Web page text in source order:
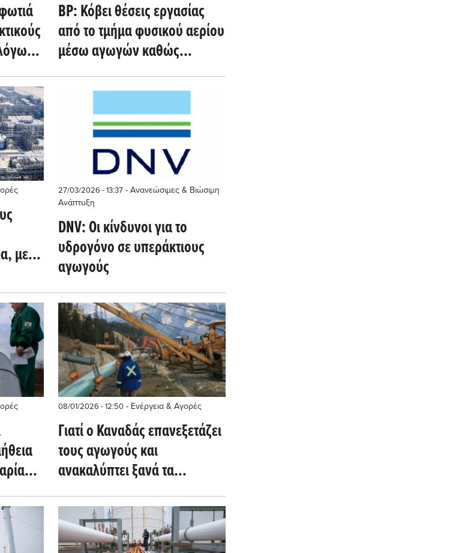
BP: Κόβει θέσεις εργασίας
από το τμήμα φυσικού αερίου
μέσω αγωγών καθώς
στρέφεται στο LNG
μετά
27/03/2026 - 13:37- Ανανεώσιμες & Βιώσιμη
Ανάπτυξη
DNV: Οι κίνδυνοι για το
υδρογόνο σε υπεράκτιους
αγωγούς
08/01/2026 - 12:50- Ενέργεια & Αγορές
Γιατί ο Καναδάς επανεξετάζει
τους αγωγούς και
ανακαλύπτει ξανά τα
διυλιστήρια (Oil Price)